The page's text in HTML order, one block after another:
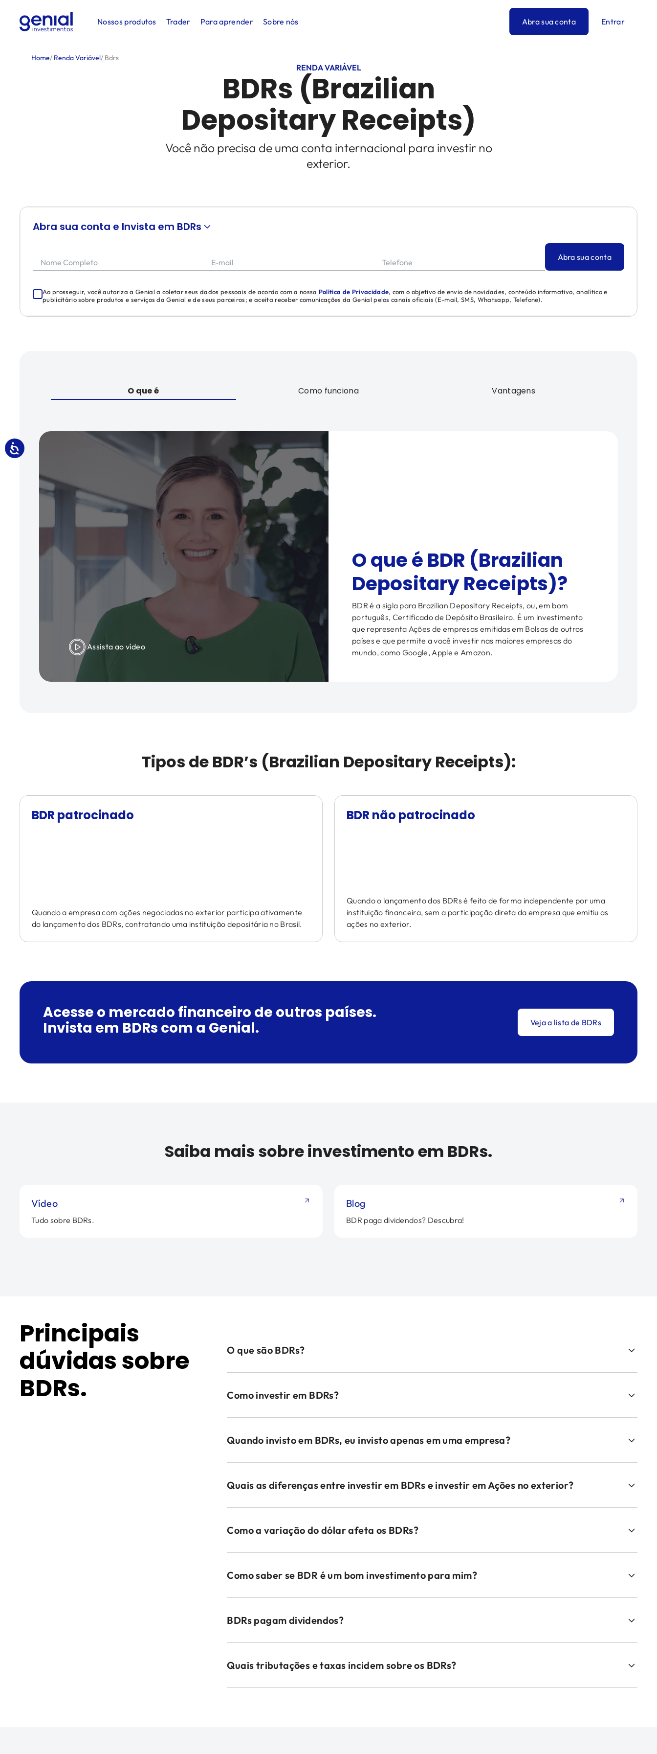
Nossos produtos Trader Para aprender Sobre nós Abra sua conta Entrar
Home/ Renda Variável/ Bdrs
RENDA VARIÁVEL
BDRs (Brazilian
Depositary Receipts)
Você não precisa de uma conta internacional para investir no
exterior.
Abra sua conta e Invista em BDRs
Nome Completo E-mail Telefone
Abra sua conta
Ao prosseguir, você autoriza a Genial a coletar seus dados pessoais de acordo com a nossa Política de Privacidade, com o objetivo de envio de novidades, conteúdo informativo, analítico e
publicitário sobre produtos e serviços da Genial e de seus parceiros; e aceita receber comunicações da Genial pelos canais oficiais (E-mail, SMS, Whatsapp, Telefone).
O que é Como funciona Vantagens
Assista ao vídeo
O que é BDR (Brazilian
Depositary Receipts)?
BDR é a sigla para Brazilian Depositary Receipts, ou, em bom
português, Certificado de Depósito Brasileiro. É um investimento
que representa Ações de empresas emitidas em Bolsas de outros
países e que permite a você investir nas maiores empresas do
mundo, como Google, Apple e Amazon.
Tipos de BDR’s (Brazilian Depositary Receipts):
BDR patrocinado
Quando a empresa com ações negociadas no exterior participa ativamente
do lançamento dos BDRs, contratando uma instituição depositária no Brasil.
BDR não patrocinado
Quando o lançamento dos BDRs é feito de forma independente por uma
instituição financeira, sem a participação direta da empresa que emitiu as
ações no exterior.
Acesse o mercado financeiro de outros países.
Invista em BDRs com a Genial.
Veja a lista de BDRs
Saiba mais sobre investimento em BDRs.
Vídeo
Tudo sobre BDRs.
Blog
BDR paga dividendos? Descubra!
Principais
dúvidas sobre
BDRs.
O que são BDRs?
Como investir em BDRs?
Quando invisto em BDRs, eu invisto apenas em uma empresa?
Quais as diferenças entre investir em BDRs e investir em Ações no exterior?
Como a variação do dólar afeta os BDRs?
Como saber se BDR é um bom investimento para mim?
BDRs pagam dividendos?
Quais tributações e taxas incidem sobre os BDRs?